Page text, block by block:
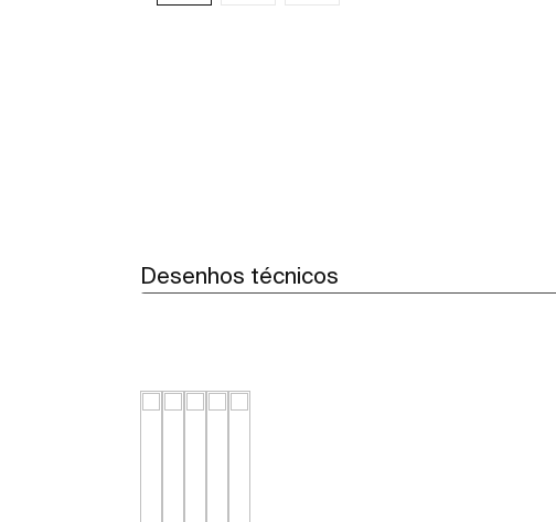
Desenhos técnicos